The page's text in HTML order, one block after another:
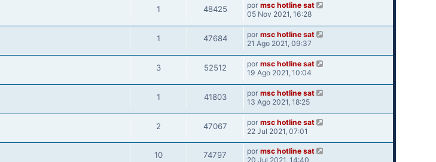
1 48425 por msc hotline sat
05 Nov 2021, 16:28
1 47684 por msc hotline sat
21 Ago 2021, 09:37
3 52512 por msc hotline sat
19 Ago 2021, 10:04
1 41803 por msc hotline sat
13 Ago 2021, 18:25
2 47067 por msc hotline sat
22 Jul 2021, 07:01
10 74797 por msc hotline sat
20 Jul 2021, 14:40